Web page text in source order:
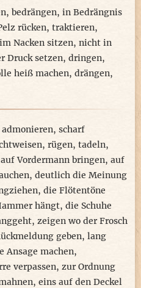
, bedrängen, in Bedrängnis
rücken, traktieren,
im Nacken sitzen, nicht in
Druck setzen, dringen,
heiß machen, drängen,
admonieren, scharf
, rügen, tadeln,
auf Vordermann bringen, auf
, deutlich die Meinung
, die Flötentöne
hängt, die Schuhe
, zeigen wo der Frosch
geben, lang
Ansage machen,
verpassen, zur Ordnung
, eins auf den Deckel